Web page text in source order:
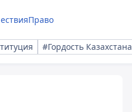
Право
#Гордость Казахстана